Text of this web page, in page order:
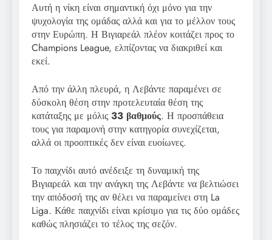
Αυτή η νίκη είναι σημαντική όχι μόνο για την
ψυχολογία της ομάδας αλλά και για το μέλλον τους
στην Ευρώπη. Η Βιγιαρεάλ πλέον κοιτάζει προς το
Champions League, ελπίζοντας να διακριθεί και
εκεί.
Από την άλλη πλευρά, η Λεβάντε παραμένει σε
δύσκολη θέση στην προτελευταία θέση της
κατάταξης με μόλις 33 βαθμούς. Η προσπάθεια
τους για παραμονή στην κατηγορία συνεχίζεται,
αλλά οι προοπτικές δεν είναι ευοίωνες.
Το παιχνίδι αυτό ανέδειξε τη δυναμική της
Βιγιαρεάλ και την ανάγκη της Λεβάντε να βελτιώσει
την απόδοσή της αν θέλει να παραμείνει στη La
Liga. Κάθε παιχνίδι είναι κρίσιμο για τις δύο ομάδες
καθώς πλησιάζει το τέλος της σεζόν.